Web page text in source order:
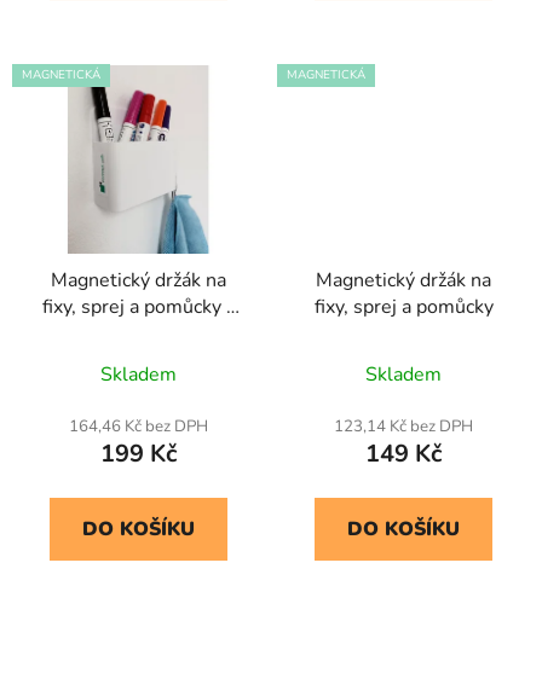
MAGNETICKÁ
Magnetický držák na
fixy, sprej a pomůcky s
Skladem
164,46 Kč bez DPH
199 Kč
DO KOŠÍKU
MAGNETICKÁ
Magnetický držák na
fixy, sprej a pomůcky
Skladem
123,14 Kč bez DPH
149 Kč
DO KOŠÍKU